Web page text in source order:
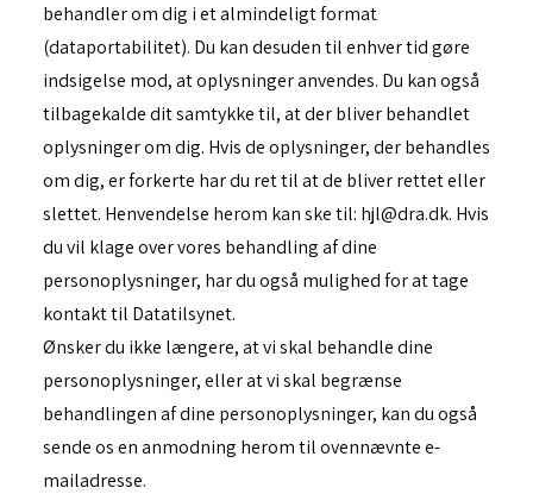
behandler om dig i et almindeligt format
(dataportabilitet). Du kan desuden til enhver tid gøre
indsigelse mod, at oplysninger anvendes. Du kan også
tilbagekalde dit samtykke til, at der bliver behandlet
oplysninger om dig. Hvis de oplysninger, der behandles
om dig, er forkerte har du ret til at de bliver rettet eller
slettet. Henvendelse herom kan ske til: hjl@dra.dk. Hvis
du vil klage over vores behandling af dine
personoplysninger, har du også mulighed for at tage
kontakt til Datatilsynet.
Ønsker du ikke længere, at vi skal behandle dine
personoplysninger, eller at vi skal begrænse
behandlingen af dine personoplysninger, kan du også
sende os en anmodning herom til ovennævnte e-
mailadresse.